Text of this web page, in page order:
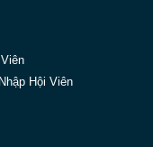
Hội Viên